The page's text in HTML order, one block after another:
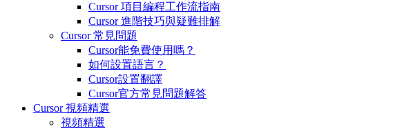
Cursor 項目編程工作流指南
Cursor 進階技巧與疑難排解
Cursor 常見問題
Cursor能免費使用嗎？
如何設置語言？
Cursor設置翻譯
Cursor官方常見問題解答
Cursor 視頻精選
視頻精選